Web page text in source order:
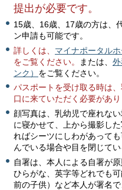
提出が必要です。
15歳、16歳、17歳の方は、
ン申請も可能です。
詳しくは、 マイナポータル
をご覧ください。
または、
ンク） をご覧ください。
パスポートを受け取る時は
口に来ていただく必要があり
顔写真は、乳幼児で座れな
に寝かせて、上から撮影し
ればシーツにしわがあって
んでいる場合や目を閉じてい
自署は、本人による自署が
ひらがな、英字等どれでも
前の子供）など本人が署名